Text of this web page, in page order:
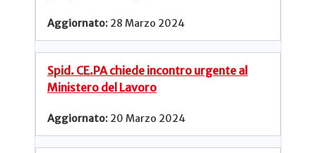
28 Marzo 2024
Spid. CE.PA chiede incontro urgente al
Ministero del Lavoro
20 Marzo 2024